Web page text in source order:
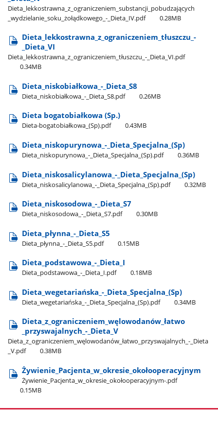
Dieta​_lekkostrawna​_z​_ograniczeniem​_substancji​_pobudzających​
_wydzielanie​_soku​_żołądkowego​_-​_Dieta​_IV.pdf
0.28MB
Dieta​_lekkostrawna​_z​_ograniczeniem​_tłuszczu​_-​
_Dieta​_VI
Dieta​_lekkostrawna​_z​_ograniczeniem​_tłuszczu​_-​_Dieta​_VI.pdf
0.34MB
Dieta​_niskobiałkowa​_-​_Dieta​_S8
Dieta​_niskobiałkowa​_-​_Dieta​_S8.pdf 0.26MB
Dieta bogatobiałkowa (Sp.)
Dieta-bogatobiałkowa​_(Sp).pdf 0.43MB
Dieta​_niskopurynowa​_-​_Dieta​_Specjalna​_(Sp)
Dieta​_niskopurynowa​_-​_Dieta​_Specjalna​_(Sp).pdf 0.36MB
Dieta​_niskosalicylanowa​_-​_Dieta​_Specjalna​_(Sp)
Dieta​_niskosalicylanowa​_-​_Dieta​_Specjalna​_(Sp).pdf 0.32MB
Dieta​_niskosodowa​_-​_Dieta​_S7
Dieta​_niskosodowa​_-​_Dieta​_S7.pdf 0.30MB
Dieta​_płynna​_-​_Dieta​_S5
Dieta​_płynna​_-​_Dieta​_S5.pdf 0.15MB
Dieta​_podstawowa​_-​_Dieta​_I
Dieta​_podstawowa​_-​_Dieta​_I.pdf 0.18MB
Dieta​_wegetariańska​_-​_Dieta​_Specjalna​_(Sp)
Dieta​_wegetariańska​_-​_Dieta​_Specjalna​_(Sp).pdf 0.34MB
Dieta​_z​_ograniczeniem​_węlowodanów​_łatwo​
_przyswajalnych​_-​_Dieta​_V
Dieta​_z​_ograniczeniem​_węlowodanów​_łatwo​_przyswajalnych​_-​_Dieta​
_V.pdf
0.38MB
Żywienie​_Pacjenta​_w​_okresie​_okołooperacyjnym
Żywienie​_Pacjenta​_w​_okresie​_okołooperacyjnym-.pdf
0.15MB